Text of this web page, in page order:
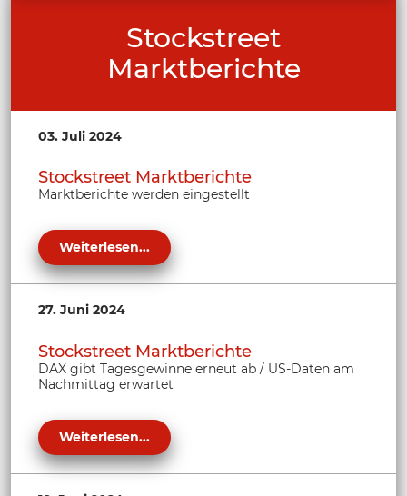
Stockstreet
Marktberichte
03. Juli 2024
Stockstreet Marktberichte
Marktberichte werden eingestellt
Weiterlesen...
27. Juni 2024
Stockstreet Marktberichte
DAX gibt Tagesgewinne erneut ab / US-Daten am
Nachmittag erwartet
Weiterlesen...